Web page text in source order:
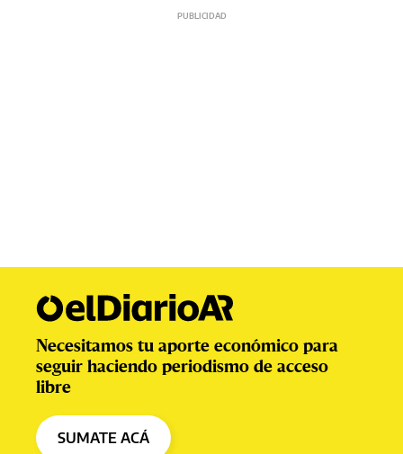
Necesitamos tu aporte económico para
seguir haciendo periodismo de acceso
libre
SUMATE ACÁ